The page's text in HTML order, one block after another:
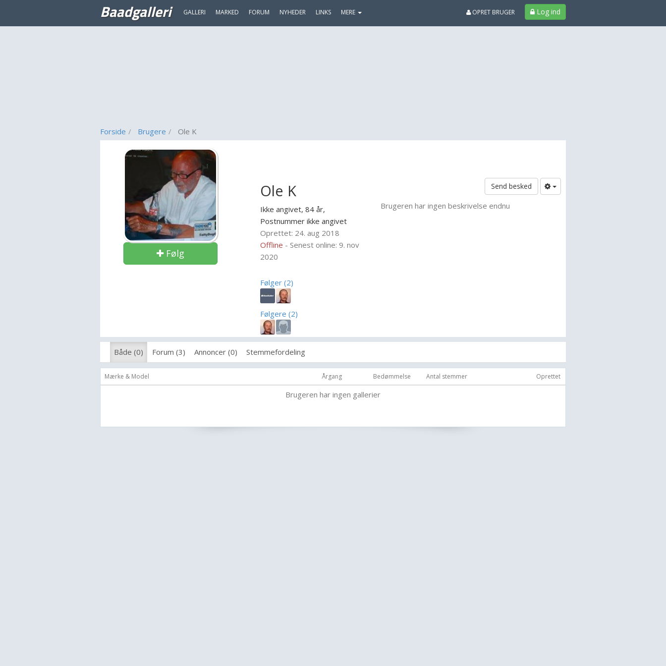
Baadgalleri GALLERI MARKED FORUM NYHEDER LINKS MERE Log ind
OPRET BRUGER
Forside Brugere Ole K
Følg
Ole K
Ikke angivet, 84 år,
Postnummer ikke angivet
Oprettet: 24. aug 2018
Offline - Senest online: 9. nov
2020
Følger (2)
Følgere (2)
Send besked
Brugeren har ingen beskrivelse endnu
Både (0) Forum (3) Annoncer (0) Stemmefordeling
Mærke & Model Årgang Bedømmelse Antal stemmer Oprettet
Brugeren har ingen gallerier